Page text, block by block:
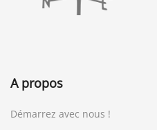
A propos
Démarrez avec nous !